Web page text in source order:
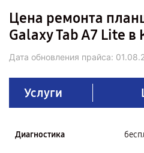
Цена ремонта
Galaxy Tab A7 Lite в
Дата обновления прайса:
Услуги
Диагностика